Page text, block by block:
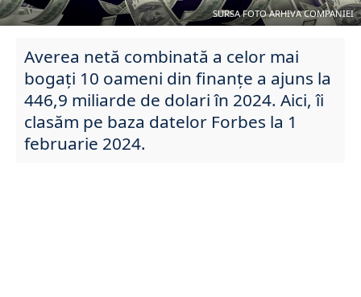
SURSA FOTO ARHIVA COMPANIEI
Averea netă combinată a celor mai
bogați 10 oameni din finanțe a ajuns la
446,9 miliarde de dolari în 2024. Aici, îi
clasăm pe baza datelor Forbes la 1
februarie 2024.